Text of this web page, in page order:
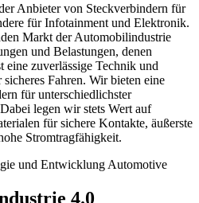
Anbieter von Steckverbindern für
für Infotainment und Elektronik.
Markt der Automobilindustrie
und Belastungen, denen
eine zuverlässige Technik und
Fahren. Wir bieten eine
für unterschiedlichster
legen wir stets Wert auf
für sichere Kontakte, äußerste
Stromtragfähigkeit.
4.0